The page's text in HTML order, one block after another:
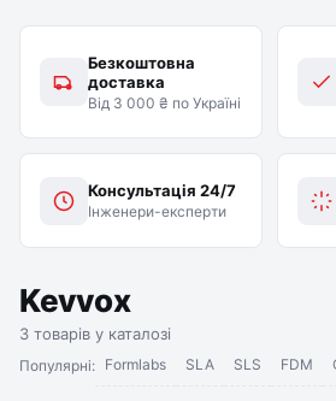
Безкоштовна
доставка
Від 3 000 ₴ по Україні
Консультація 24/7
Інженери-експерти
Kevvox
3 товарів у каталозі
Популярні: Formlabs SLA SLS FDM